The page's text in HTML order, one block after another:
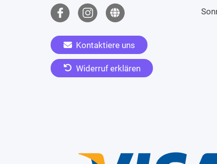
Kontaktiere uns
Widerruf erklären